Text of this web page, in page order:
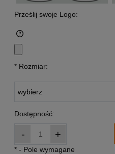
Prześlij swoje Logo:
* Rozmiar:
Dostępność:
- +
* - Pole wymagane